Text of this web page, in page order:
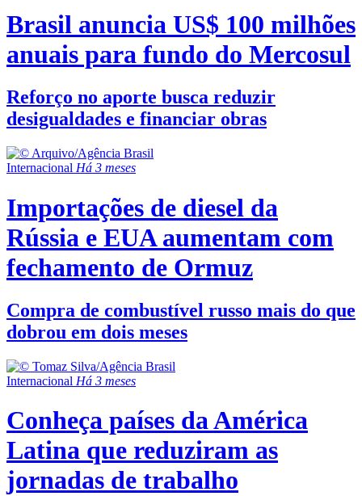
Brasil anuncia US$ 100 milhões
anuais para fundo do Mercosul
Reforço no aporte busca reduzir
desigualdades e financiar obras
Internacional Há 3 meses
Importações de diesel da
Rússia e EUA aumentam com
fechamento de Ormuz
Compra de combustível russo mais do que
dobrou em dois meses
Internacional Há 3 meses
Conheça países da América
Latina que reduziram as
jornadas de trabalho